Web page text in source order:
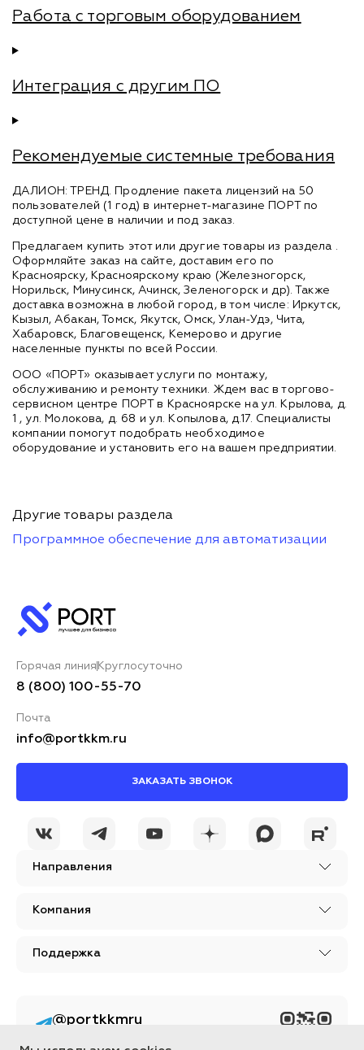
Работа с торговым оборудованием
Интеграция с другим ПО
Рекомендуемые системные требования
ДАЛИОН: ТРЕНД. Продление пакета лицензий на 50
пользователей (1 год) в интернет-магазине ПОРТ по
доступной цене в наличии и под заказ.
Предлагаем купить этот или другие товары из раздела .
Оформляйте заказ на сайте, доставим его по
Красноярску, Красноярскому краю (Железногорск,
Норильск, Минусинск, Ачинск, Зеленогорск и др). Также
доставка возможна в любой город, в том числе: Иркутск,
Кызыл, Абакан, Томск, Якутск, Омск, Улан-Удэ, Чита,
Хабаровск, Благовещенск, Кемерово и другие
населенные пункты по всей России.
ООО «ПОРТ» оказывает услуги по монтажу,
обслуживанию и ремонту техники. Ждем вас в торгово-
сервисном центре ПОРТ в Красноярске на ул. Крылова, д.
1 , ул. Молокова, д. 68 и ул. Копылова, д.17. Специалисты
компании помогут подобрать необходимое
оборудование и установить его на вашем предприятии.
Другие товары раздела
Программное обеспечение для автоматизации
Направления
Компания
Поддержка
Горячая линия Круглосуточно
8 (800) 100-55-70
Почта
info@portkkm.ru
ЗАКАЗАТЬ ЗВОНОК
@portkkmru